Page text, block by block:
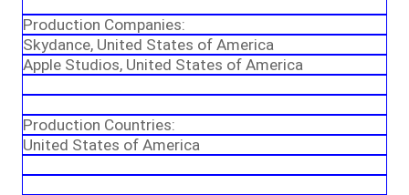
Production Companies:
Skydance, United States of America
Apple Studios, United States of America
Production Countries:
United States of America